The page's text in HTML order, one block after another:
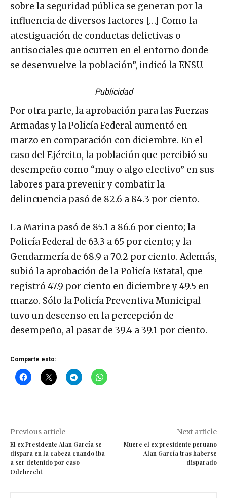
sobre la seguridad pública se generan por la
influencia de diversos factores […] Como la
atestiguación de conductas delictivas o
antisociales que ocurren en el entorno donde
se desenvuelve la población”, indicó la ENSU.
Publicidad
Por otra parte, la aprobación para las Fuerzas
Armadas y la Policía Federal aumentó en
marzo en comparación con diciembre. En el
caso del Ejército, la población que percibió su
desempeño como “muy o algo efectivo” en sus
labores para prevenir y combatir la
delincuencia pasó de 82.6 a 84.3 por ciento.
La Marina pasó de 85.1 a 86.6 por ciento; la
Policía Federal de 63.3 a 65 por ciento; y la
Gendarmería de 68.9 a 70.2 por ciento. Además,
subió la aprobación de la Policía Estatal, que
registró 47.9 por ciento en diciembre y 49.5 en
marzo. Sólo la Policía Preventiva Municipal
tuvo un descenso en la percepción de
desempeño, al pasar de 39.4 a 39.1 por ciento.
Comparte esto:
Previous article
El ex Presidente Alan García se
dispara en la cabeza cuando iba
a ser detenido por caso
Odebrecht
Next article
Muere el ex presidente peruano
Alan García tras haberse
disparado